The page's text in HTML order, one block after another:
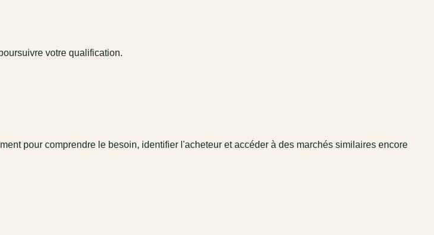
votre qualification.
pour comprendre le besoin, identifier l'acheteur et accéder à des marchés similaires encore